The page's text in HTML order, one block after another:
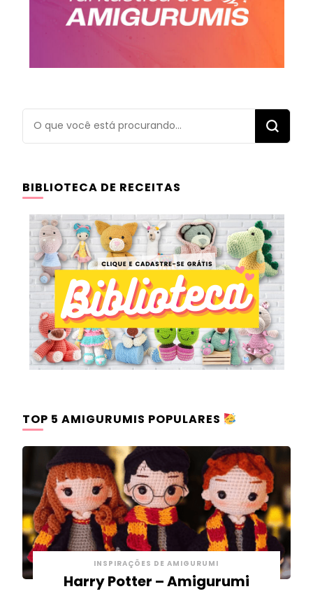
Procurando
algo?
BIBLIOTECA DE RECEITAS
TOP 5 AMIGURUMIS POPULARES
INSPIRAÇÕES DE AMIGURUMI
Harry Potter – Amigurumi